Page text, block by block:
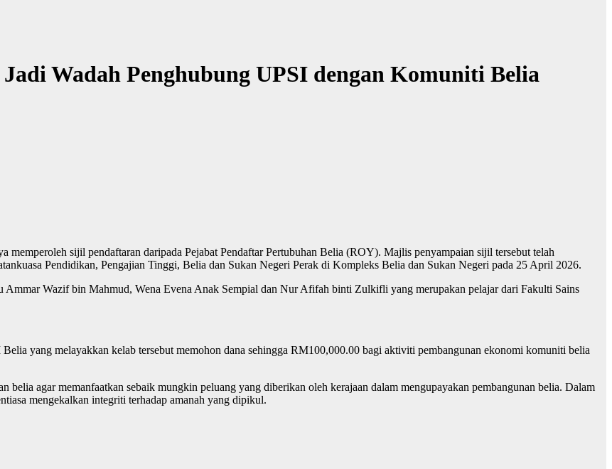
Wadah Penghubung UPSI dengan Komuniti Belia
sijil pendaftaran daripada Pejabat Pendaftar Pertubuhan Belia (ROY). Majlis penyampaian sijil tersebut telah
Pendidikan, Pengajian Tinggi, Belia dan Sukan Negeri Perak di Kompleks Belia dan Sukan Negeri pada 25 April 2026.
Wazif bin Mahmud, Wena Evena Anak Sempial dan Nur Afifah binti Zulkifli yang merupakan pelajar dari Fakulti Sains
yang melayakkan kelab tersebut memohon dana sehingga RM100,000.00 bagi aktiviti pembangunan ekonomi komuniti belia
belia agar memanfaatkan sebaik mungkin peluang yang diberikan oleh kerajaan dalam mengupayakan pembangunan belia. Dalam
mengekalkan integriti terhadap amanah yang dipikul.